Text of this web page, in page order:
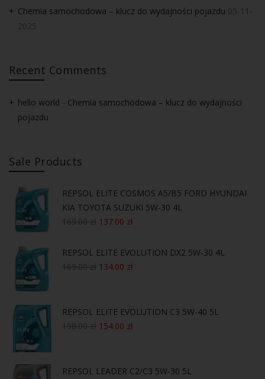
Chemia samochodowa – klucz do wydajności pojazdu 05-11-
2025
Recent Comments
hello world - Chemia samochodowa – klucz do wydajności
pojazdu
Sale Products
REPSOL ELITE COSMOS A5/B5 FORD HYUNDAI
KIA TOYOTA SUZUKI 5W-30 4L
169.00zł 137.00 zł
REPSOL ELITE EVOLUTION DX2 5W-30 4L
169.00zł 134.00 zł
REPSOL ELITE EVOLUTION C3 5W-40 5L
198.00zł 154.00 zł
REPSOL LEADER C2/C3 5W-30 5L